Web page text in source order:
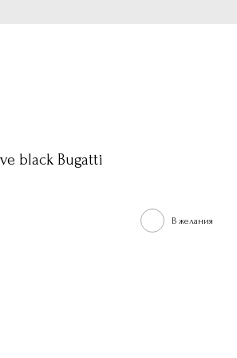
black Bugatti
В желания